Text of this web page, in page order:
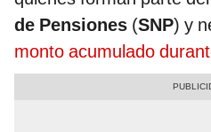
de Pensiones (SNP) y
monto acumulado